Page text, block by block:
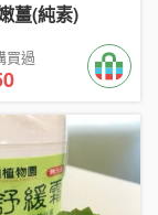
薑(純素)
買過